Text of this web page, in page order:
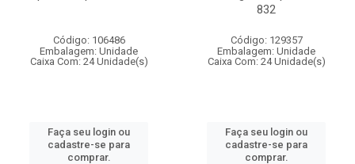
Código: 106486
Embalagem: Unidade
Caixa Com: 24 Unidade(s)
Faça seu login ou
cadastre-se para
comprar.
832
Código: 129357
Embalagem: Unidade
Caixa Com: 24 Unidade(s)
Faça seu login ou
cadastre-se para
comprar.